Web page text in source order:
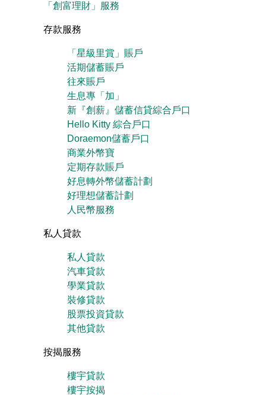
「創富理財」服務
存款服務
「星級里賞」賬戶
活期儲蓄賬戶
往來賬戶
生息專「加」
新『創薪』儲蓄信貸綜合戶口
Hello Kitty 綜合戶口
Doraemon儲蓄戶口
商業外幣寶
定期存款賬戶
好息轉外幣儲蓄計劃
好理想儲蓄計劃
人民幣服務
私人貸款
私人貸款
汽車貸款
學業貸款
裝修貸款
股票投資貸款
其他貸款
按揭服務
樓宇貸款
樓宇按揭